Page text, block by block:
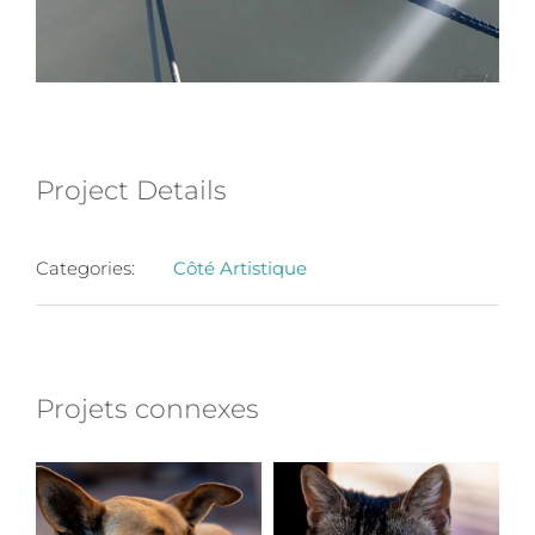
Project Details
Categories: Côté Artistique
Projets connexes